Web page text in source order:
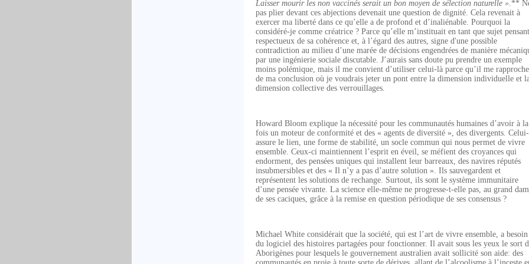
Laisser mourir les non vaccinés serait un bon moyen de sélection naturelle ».**
pas plier devant ces abjections devenait une question de dignité. Cela revenait à
exercer ma liberté dans ce qu’elle a de profond et d’inaliénable. Pourquoi la
considéré-je comme créatrice ? Parce qu’elle m’instituait en tant que sujet
respectueux de sa cohérence et, à l’égard des autres, signe d'une possible
contradiction au milieu d’une marée de décisions engendrées de manière
par une ingénierie sociale discutable. J’aurais sans doute pu prendre un exemple
moins polémique, mais il me convient d’utiliser celui-là parce qu’il me rapproche
de ma conclusion où je voudrais jeter un pont entre la dimension individuelle et
dimension collective des verrouillages.
Howard Bloom explique la nécessité pour les communautés humaines d’avoir à la
fois un moteur de conformité et des « agents de diversité », des divergents.
assure le lien, une forme de stabilité, un socle commun qui nous permet de vivre
ensemble. Ceux-ci maintiennent l’esprit en éveil, se méfient des croyances qui
endorment, des pensées uniques qui installent leur barreaux, des navires réputés
insubmersibles et des « Il n’y a pas d’autre solution ». Ils sauvegardent et
représentent les solutions de rechange. Surtout, ils sont le système immunitaire
d’une pensée vivante. La science elle-même ne progresse-t-elle pas, au grand dam
de ses caciques, grâce à la remise en question périodique de ses consensus ?
Michael White considérait que la société, qui est l’art de vivre ensemble, a besoin
du logiciel des histoires partagées pour fonctionner. Il avait sous les yeux le sort
Aborigènes pour lesquels le gouvernement australien avait sollicité son aide: des